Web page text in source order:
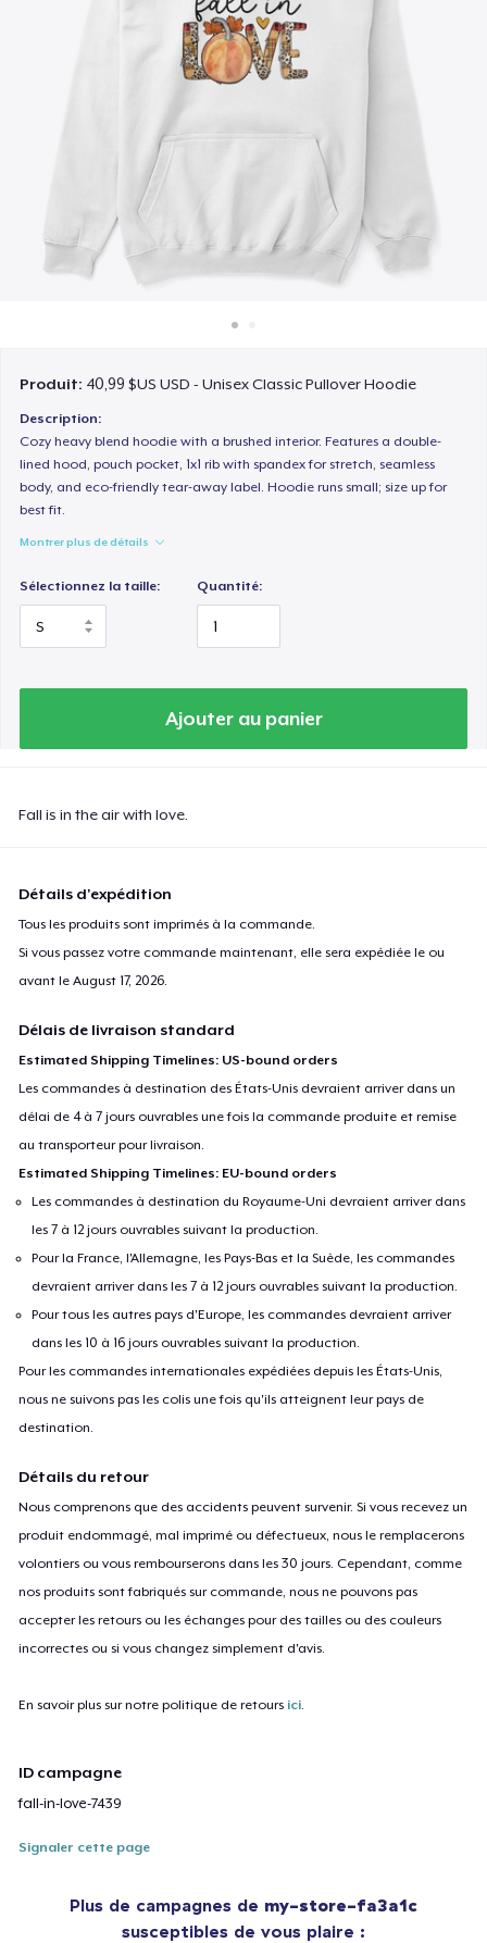
Vendez partout
Produit: 40,99 $US USD - Unisex Classic Pullover Hoodie
Description:
Cozy heavy blend hoodie with a brushed interior. Features a double-
lined hood, pouch pocket, 1x1 rib with spandex for stretch, seamless
body, and eco-friendly tear-away label. Hoodie runs small; size up for
best fit.
Montrer plus de détails
Sélectionnez la taille: Quantité:
Ajouter au panier
Fall is in the air with love.
Détails d'expédition
Tous les produits sont imprimés à la commande.
Si vous passez votre commande maintenant, elle sera expédiée le ou
avant leAugust 17, 2026
Délais de livraison standard
Estimated Shipping Timelines: US-bound orders
Les commandes à destination des États-Unis devraient arriver dans un
délai de 4 à 7 jours ouvrables une fois la commande produite et remise
au transporteur pour livraison.
Estimated Shipping Timelines: EU-bound orders
Les commandes à destination du Royaume-Uni devraient arriver dans
les 7 à 12 jours ouvrables suivant la production.
Pour la France, l'Allemagne, les Pays-Bas et la Suède, les commandes
devraient arriver dans les 7 à 12 jours ouvrables suivant la production.
Pour tous les autres pays d'Europe, les commandes devraient arriver
dans les 10 à 16 jours ouvrables suivant la production.
Pour les commandes internationales expédiées depuis les États-Unis,
nous ne suivons pas les colis une fois qu'ils atteignent leur pays de
destination.
Détails du retour
Nous comprenons que des accidents peuvent survenir. Si vous recevez un
produit endommagé, mal imprimé ou défectueux, nous le remplacerons
volontiers ou vous rembourserons dans les 30 jours. Cependant, comme
nos produits sont fabriqués sur commande, nous ne pouvons pas
accepter les retours ou les échanges pour des tailles ou des couleurs
incorrectes ou si vous changez simplement d'avis.
En savoir plus sur notre politique de retours ici
ID campagne
fall-in-love-7439
Signaler cette page
Plus de campagnes de my-store-fa3a1c
susceptibles de vous plaire :